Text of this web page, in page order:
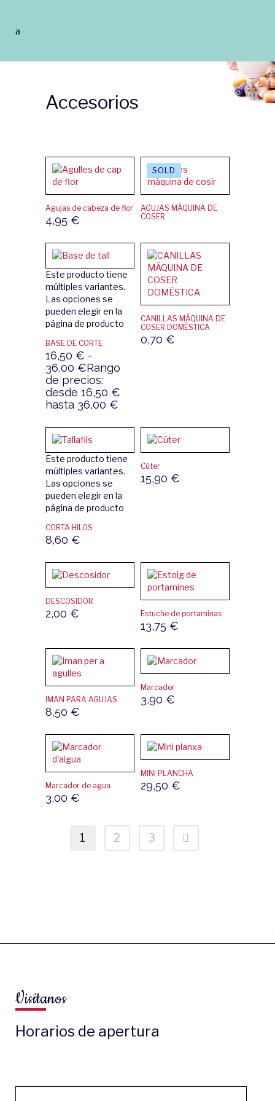
Accesorios
Agujas de cabeza de flor
4,95 €
AGUJAS MÁQUINA DE
COSER
Este producto tiene
múltiples variantes.
Las opciones se
pueden elegir en la
página de producto
BASE DE CORTE
16,50 € -
36,00 €Rango
de precios:
desde 16,50 €
hasta 36,00 €
CANILLAS MÁQUINA DE
COSER DOMÉSTICA
0,70 €
Este producto tiene
múltiples variantes.
Las opciones se
pueden elegir en la
página de producto
CORTA HILOS
8,60 €
Cúter
15,90 €
DESCOSIDOR
2,00 € Estuche de portaminas
13,75 €
IMAN PARA AGUJAS
8,50 €
Marcador
3,90 €
Marcador de agua
3,00 €
MINI PLANCHA
29,50 €
1 2 3
Visítanos
Horarios de apertura